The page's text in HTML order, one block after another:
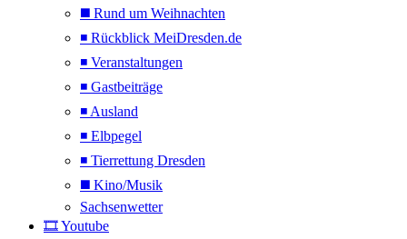
◼️ Rund um Weihnachten
◾ Rückblick MeiDresden.de
◾ Veranstaltungen
◾ Gastbeiträge
◾ Ausland
◾ Elbpegel
◾ Tierrettung Dresden
◼️ Kino/Musik
Sachsenwetter
🎞️ Youtube